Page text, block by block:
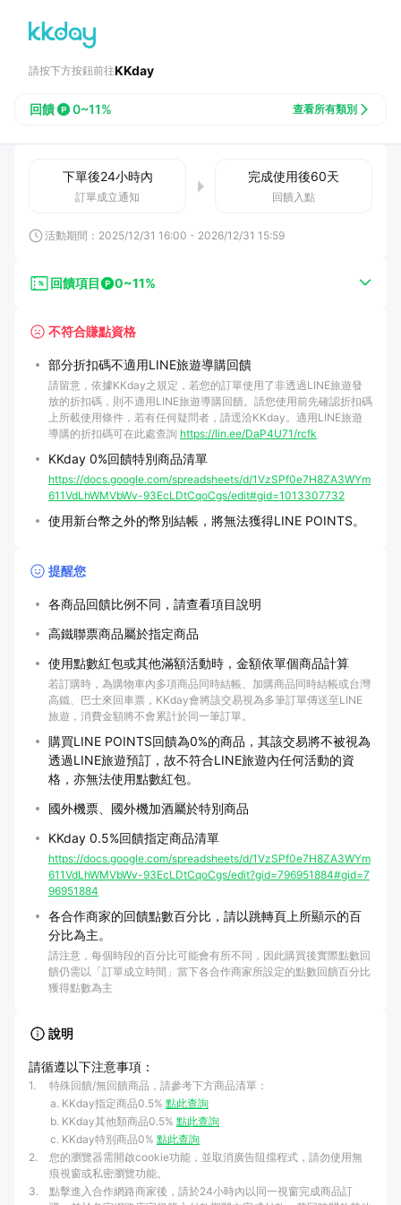
請按下方按鈕前往KKday
回饋 0~11% 查看所有類別
下單後24小時內
訂單成立通知
完成使用後60天
回饋入點
活動期間： 2025/12/31 16:00 - 2026/12/31 15:59
回饋項目 0~11%
不符合賺點資格
部分折扣碼不適用LINE旅遊導購回饋
請留意，依據KKday之規定，若您的訂單使用了非透過LINE旅遊發
放的折扣碼，則不適用LINE旅遊導購回饋。請您使用前先確認折扣碼
上所載使用條件，若有任何疑問者，請逕洽KKday。適用LINE旅遊
導購的折扣碼可在此處查詢 https://lin.ee/DaP4U71/rcfk
KKday 0%回饋特別商品清單
https://docs.google.com/spreadsheets/d/1VzSPf0e7H8ZA3WYm
611VdLhWMVbWv-93EcLDtCqoCgs/edit#gid=1013307732
使用新台幣之外的幣別結帳，將無法獲得LINE POINTS。
提醒您
各商品回饋比例不同，請查看項目說明
高鐵聯票商品屬於指定商品
使用點數紅包或其他滿額活動時，金額依單個商品計算
若訂購時，為購物車內多項商品同時結帳、加購商品同時結帳或台灣
高鐵、巴士來回車票，KKday會將該交易視為多筆訂單傳送至LINE
旅遊，消費金額將不會累計於同一筆訂單。
購買LINE POINTS回饋為0%的商品，其該交易將不被視為
透過LINE旅遊預訂，故不符合LINE旅遊內任何活動的資
格，亦無法使用點數紅包。
國外機票、國外機加酒屬於特別商品
KKday 0.5%回饋指定商品清單
https://docs.google.com/spreadsheets/d/1VzSPf0e7H8ZA3WYm
611VdLhWMVbWv-93EcLDtCqoCgs/edit?gid=796951884#gid=7
96951884
各合作商家的回饋點數百分比，請以跳轉頁上所顯示的百
分比為主。
請注意，每個時段的百分比可能會有所不同，因此購買後實際點數回
饋仍需以「訂單成立時間」當下各合作商家所設定的點數回饋百分比
獲得點數為主
說明
請循遵以下注意事項：
1.
特殊回饋/無回饋商品，請參考下方商品清單：
KKday指定商品0.5% 點此查詢
KKday其他類商品0.5% 點此查詢
KKday特別商品0% 點此查詢
2.
您的瀏覽器需開啟cookie功能，並取消廣告阻擋程式，請勿使用無
痕視窗或私密瀏覽功能。
3.
點擊進入合作網路商家後，請於24小時內以同一視窗完成商品訂